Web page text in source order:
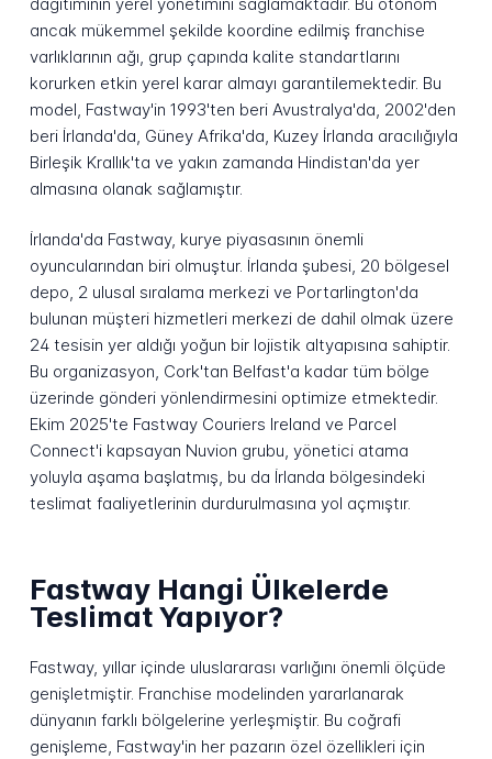
ancak mükemmel şekilde koordine edilmiş franchise
varlıklarının ağı, grup çapında kalite standartlarını
korurken etkin yerel karar almayı garantilemektedir. Bu
model, Fastway'in 1993'ten beri Avustralya'da, 2002'den
beri İrlanda'da, Güney Afrika'da, Kuzey İrlanda aracılığıyla
Birleşik Krallık'ta ve yakın zamanda Hindistan'da yer
almasına olanak sağlamıştır.
İrlanda'da Fastway, kurye piyasasının önemli
oyuncularından biri olmuştur. İrlanda şubesi, 20 bölgesel
depo, 2 ulusal sıralama merkezi ve Portarlington'da
bulunan müşteri hizmetleri merkezi de dahil olmak üzere
24 tesisin yer aldığı yoğun bir lojistik altyapısına sahiptir.
Bu organizasyon, Cork'tan Belfast'a kadar tüm bölge
üzerinde gönderi yönlendirmesini optimize etmektedir.
Ekim 2025'te Fastway Couriers Ireland ve Parcel
Connect'i kapsayan Nuvion grubu, yönetici atama
yoluyla aşama başlatmış, bu da İrlanda bölgesindeki
teslimat faaliyetlerinin durdurulmasına yol açmıştır.
Fastway Hangi Ülkelerde
Teslimat Yapıyor?
Fastway, yıllar içinde uluslararası varlığını önemli ölçüde
genişletmiştir. Franchise modelinden yararlanarak
dünyanın farklı bölgelerine yerleşmiştir. Bu coğrafi
genişleme, Fastway'in her pazarın özel özellikleri için